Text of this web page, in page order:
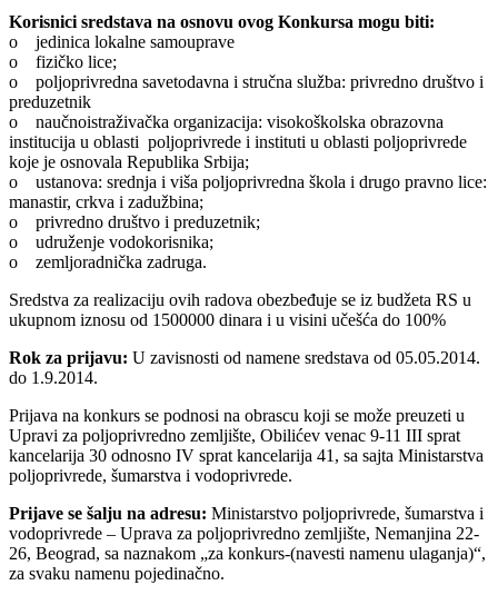
Korisnici sredstava na osnovu ovog Konkursa mogu biti:
o jedinica lokalne samouprave
o fizičko lice;
o poljoprivredna savetodavna i stručna služba: privredno društvo i
preduzetnik
o naučnoistraživačka organizacija: visokoškolska obrazovna
institucija u oblasti poljoprivrede i instituti u oblasti poljoprivrede
koje je osnovala Republika Srbija;
o ustanova: srednja i viša poljoprivredna škola i drugo pravno lice:
manastir, crkva i zadužbina;
o privredno društvo i preduzetnik;
o udruženje vodokorisnika;
o zemljoradnička zadruga.
Sredstva za realizaciju ovih radova obezbeđuje se iz budžeta RS u
ukupnom iznosu od 1500000 dinara i u visini učešća do 100%
Rok za prijavu: U zavisnosti od namene sredstava od 05.05.2014.
do 1.9.2014.
Prijava na konkurs se podnosi na obrascu koji se može preuzeti u
Upravi za poljoprivredno zemljište, Obilićev venac 9-11 III sprat
kancelarija 30 odnosno IV sprat kancelarija 41, sa sajta Ministarstva
poljoprivrede, šumarstva i vodoprivrede.
Prijave se šalju na adresu: Ministarstvo poljoprivrede, šumarstva i
vodoprivrede – Uprava za poljoprivredno zemljište, Nemanjina 22-
26, Beograd, sa naznakom „za konkurs-(navesti namenu ulaganja)“,
za svaku namenu pojedinačno.